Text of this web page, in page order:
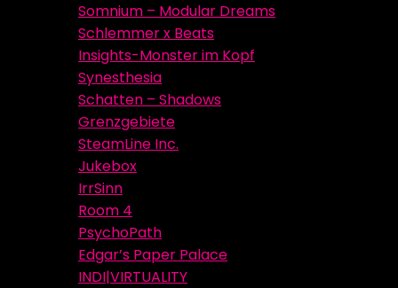
Somnium – Modular Dreams
Schlemmer x Beats
Insights-Monster im Kopf
Synesthesia
Schatten – Shadows
Grenzgebiete
SteamLine Inc.
Jukebox
IrrSinn
Room 4
PsychoPath
Edgar’s Paper Palace
INDI|VIRTUALITY